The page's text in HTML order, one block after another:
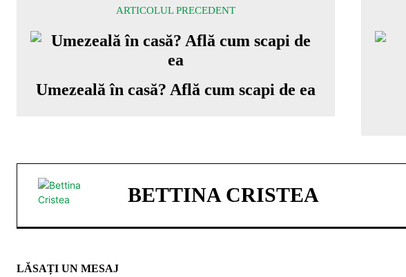
ARTICOLUL PRECEDENT
Umezeală în casă? Află cum scapi de ea
BETTINA CRISTEA
LĂSAȚI UN MESAJ